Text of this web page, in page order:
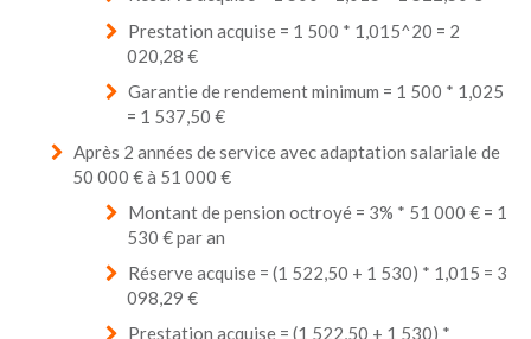
Prestation acquise = 1 500 * 1,015^20 = 2
020,28 €
Garantie de rendement minimum = 1 500 * 1,025
= 1 537,50 €
Après 2 années de service avec adaptation salariale de
50 000 € à 51 000 €
Montant de pension octroyé = 3% * 51 000 € = 1
530 € par an
Réserve acquise = (1 522,50 + 1 530) * 1,015 = 3
098,29 €
Prestation acquise = (1 522,50 + 1 530) *